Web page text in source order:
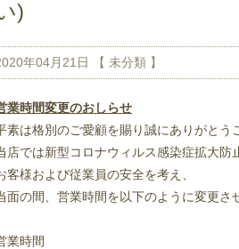
)
年04月21日 【 未分類 】
業時間変更のおしらせ
素は格別のご愛顧を賜り誠にありがとう
店では新型コロナウィルス感染症拡大防
客様および従業員の安全を考え、
面の間、営業時間を以下のように変更さ
業時間